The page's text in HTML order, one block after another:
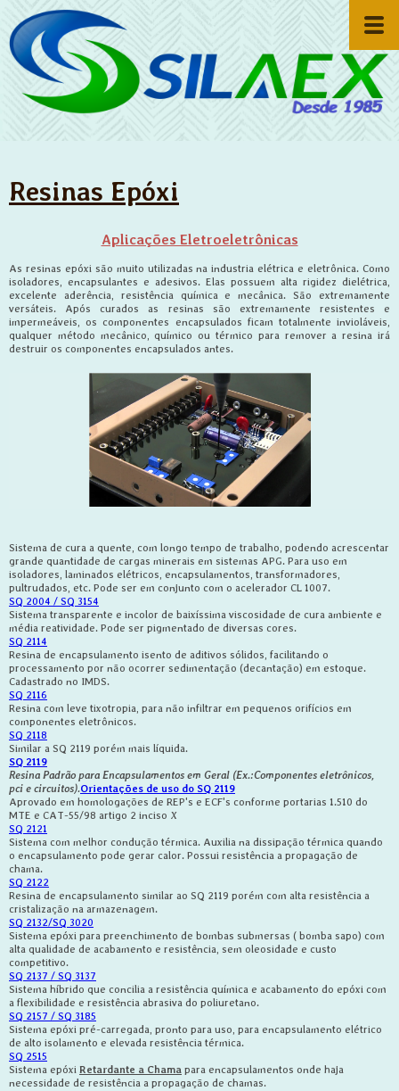
Resinas Epóxi
Aplicações Eletroeletrônicas
As resinas epóxi são muito utilizadas na industria elétrica e eletrônica. Como
isoladores, encapsulantes e adesivos. Elas possuem alta rigidez dielétrica,
excelente aderência, resistência química e mecânica. São extremamente
versáteis. Após curados as resinas são extremamente resistentes e
impermeáveis, os componentes encapsulados ficam totalmente invioláveis,
qualquer método mecânico, químico ou térmico para remover a resina irá
destruir os componentes encapsulados antes.
Sistema de cura a quente, com longo tempo de trabalho, podendo acrescentar
grande quantidade de cargas minerais em sistemas APG. Para uso em
isoladores, laminados elétricos, encapsulamentos, transformadores,
pultrudados, etc. Pode ser em conjunto com o acelerador CL 1007.
SQ 2004 / SQ 3154
Sistema transparente e incolor de baixíssima viscosidade de cura ambiente e
média reatividade. Pode ser pigmentado de diversas cores.
SQ 2114
Resina de encapsulamento isento de aditivos sólidos, facilitando o
processamento por não ocorrer sedimentação (decantação) em estoque.
Cadastrado no IMDS.
SQ 2116
Resina com leve tixotropia, para não infiltrar em pequenos orifícios em
componentes eletrônicos.
SQ 2118
Similar a SQ 2119 porém mais líquida.
SQ 2119
Resina Padrão para Encapsulamentos em Geral (Ex.:Componentes eletrônicos,
pci e circuitos).Orientações de uso do SQ 2119
Aprovado em homologações de REP's e ECF's conforme portarias 1.510 do
MTE e CAT-55/98 artigo 2 inciso X
SQ 2121
Sistema com melhor condução térmica. Auxilia na dissipação térmica quando
o encapsulamento pode gerar calor. Possui resistência a propagação de
chama.
SQ 2122
Resina de encapsulamento similar ao SQ 2119 porém com alta resistência a
cristalização na armazenagem.
SQ 2132/SQ 3020
Sistema epóxi para preenchimento de bombas submersas ( bomba sapo) com
alta qualidade de acabamento e resistência, sem oleosidade e custo
competitivo.
SQ 2137 / SQ 3137
Sistema híbrido que concilia a resistência química e acabamento do epóxi com
a flexibilidade e resistência abrasiva do poliuretano.
SQ 2157 / SQ 3185
Sistema epóxi pré-carregada, pronto para uso, para encapsulamento elétrico
de alto isolamento e elevada resistência térmica.
SQ 2515
Sistema epóxi Retardante a Chama para encapsulamentos onde haja
necessidade de resistência a propagação de chamas.